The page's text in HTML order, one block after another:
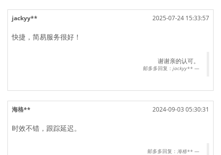
2025-07-24 15:33:57
jackyy**
快捷，简易服务很好！
谢谢亲的认可。
邮多多回复： jackyy**
2024-09-03 05:30:31
海格**
时效不错，跟踪延迟。
邮多多回复： 海格**